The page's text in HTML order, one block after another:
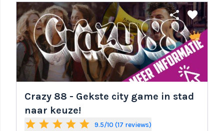
share favorite
Crazy 88 - Gekste city game in stad
naar keuze!
star star star star star 9.5/10 (17 reviews)